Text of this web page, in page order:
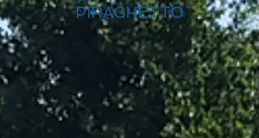
PIRAGHETTO